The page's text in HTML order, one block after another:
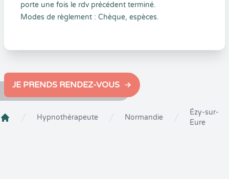
porte une fois le rdv précédent terminé.
Modes de règlement : Chèque, espèces.
JE PRENDS RENDEZ-VOUS
Hypnothérapeute Normandie
Ézy-sur-
Eure